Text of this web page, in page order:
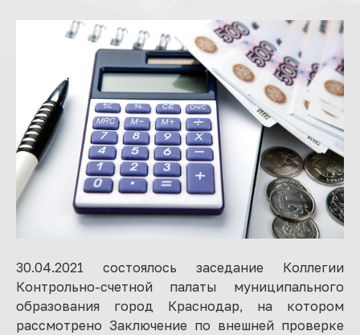
30.04.2021 состоялось заседание Коллегии
Контрольно-счетной палаты муниципального
образования город Краснодар, на котором
рассмотрено Заключение по внешней проверке